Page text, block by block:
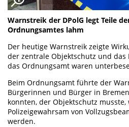
Warnstreik der DPolG legt Teile
Ordnungsamtes lahm
Der heutige Warnstreik zeigte
der zentrale Objektschutz und das
das Ordnungsamt waren
Beim Ordnungsamt führte der
Bürgerinnen und Bürger in
konnten, der Objektschutz musste,
Polizeigewahrsam von
werden.